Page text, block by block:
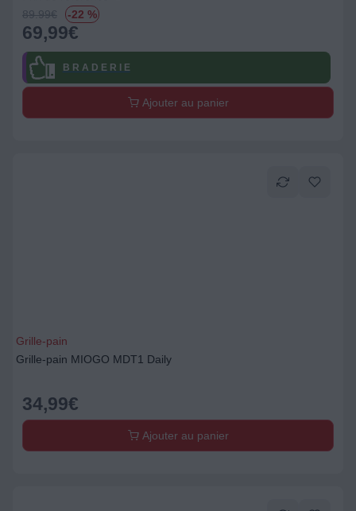
89.99€ -22 %
69,99€
B R A D E R I E
Ajouter au panier
Grille-pain
Grille-pain MIOGO MDT1 Daily
34,99€
Ajouter au panier